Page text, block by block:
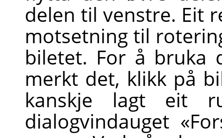
delen til venstre. Eit
motsetning til
biletet. For å bruka
merkt det, klikk på
kanskje lagt eit
dialogvindauget